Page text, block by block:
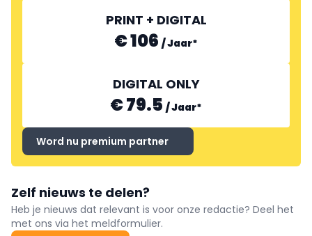
PRINT + DIGITAL
€ 106 /Jaar*
DIGITAL ONLY
€ 79.5 /Jaar*
Word nu premium partner
Zelf nieuws te delen?
Heb je nieuws dat relevant is voor onze redactie? Deel het
met ons via het meldformulier.